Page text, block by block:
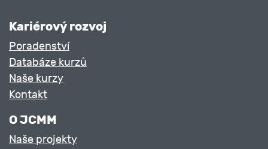
Kariérový rozvoj
Poradenství
Databáze kurzů
Naše kurzy
Kontakt
O JCMM
Naše projekty